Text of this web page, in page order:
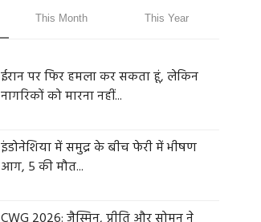
This Month This Year
ईरान पर फिर हमला कर सकता हूं, लेकिन
नागरिकों को मारना नहीं...
इंडोनेशिया में समुद्र के बीच फेरी में भीषण
आग, 5 की मौत...